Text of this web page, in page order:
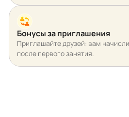
Бонусы за приглашения
Приглашайте друзей: вам
после первого занятия.